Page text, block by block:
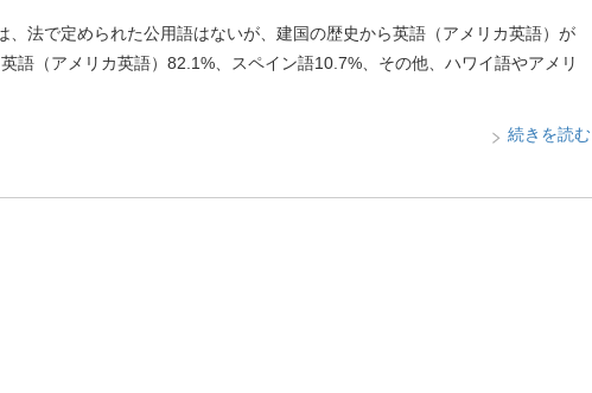
、法で定められた公用語はないが、建国の歴史から英語（アメリカ英語）が
語（アメリカ英語）82.1%、スペイン語10.7%、その他、ハワイ語やアメリ
続きを読む